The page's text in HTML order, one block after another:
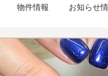
物件情報 お知らせ